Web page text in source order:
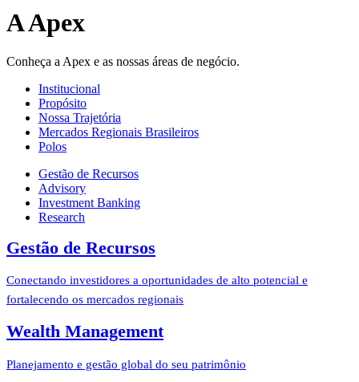
A Apex
Conheça a Apex e as nossas áreas de negócio.
Institucional
Propósito
Nossa Trajetória
Mercados Regionais Brasileiros
Polos
Gestão de Recursos
Advisory
Investment Banking
Research
Gestão de Recursos
Conectando investidores a oportunidades de alto potencial e
fortalecendo os mercados regionais
Wealth Management
Planejamento e gestão global do seu patrimônio